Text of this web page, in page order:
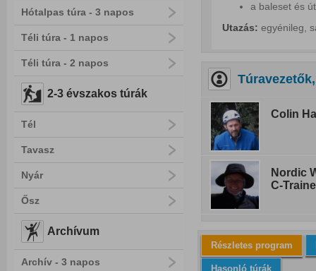
Hótalpas túra - 3 napos
Téli túra - 1 napos
Téli túra - 2 napos
2-3 évszakos túrák
Tél
Tavasz
Nyár
Ősz
Archívum
Archív - 3 napos
a baleset és
Utazás: egyénileg,
Colin
Nordic
C-
Részletes program
Hasonló túrák